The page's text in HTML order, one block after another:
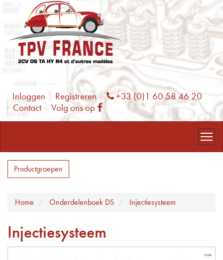
Inloggen Registreren Phone
+33 (0)1 60 58 46 20
Contact
Volg ons op Facebook
Productgroepen
Home Onderdelenboek DS Injectiesysteem
Injectiesysteem